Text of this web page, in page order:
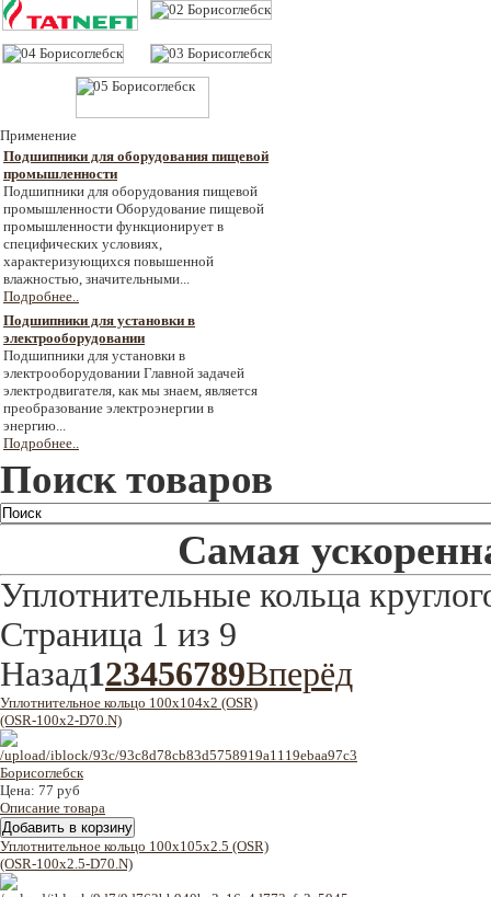
Применение
Подшипники для оборудования пищевой
промышленности
Подшипники для оборудования пищевой
промышленности Оборудование пищевой
промышленности функционирует в
специфических условиях,
характеризующихся повышенной
влажностью, значительными...
Подробнее..
Подшипники для установки в
электрооборудовании
Подшипники для установки в
электрооборудовании Главной задачей
электродвигателя, как мы знаем, является
преобразование электроэнергии в
энергию...
Подробнее..
Поиск товаров
Самая
Уплотнительные кольца
Страница 1 из 9
Назад123456789Вперёд
Уплотнительное кольцо 100x104x2 (OSR)
(OSR-100x2-D70.N)
Цена: 77 руб
Описание товара
Уплотнительное кольцо 100x105x2.5 (OSR)
(OSR-100x2.5-D70.N)